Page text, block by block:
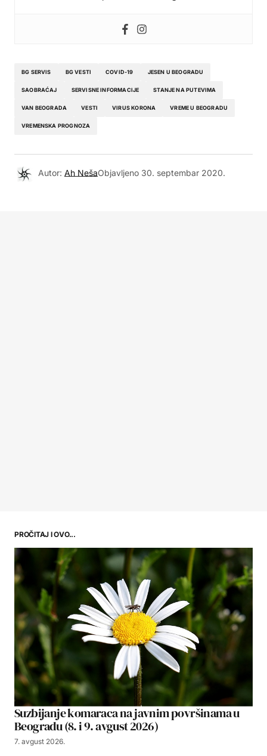
BG SERVIS BG VESTI COVID-19 JESEN U BEOGRADU
SAOBRAĆAJ SERVISNE INFORMACIJE STANJE NA PUTEVIMA
VAN BEOGRADA VESTI VIRUS KORONA VREME U BEOGRADU
VREMENSKA PROGNOZA
Autor: Ah NešaObjavljeno 30. septembar 2020.
PROČITAJ I OVO...
Suzbijanje komaraca na javnim površinama u
Beogradu (8. i 9. avgust 2026)
7. avgust 2026.